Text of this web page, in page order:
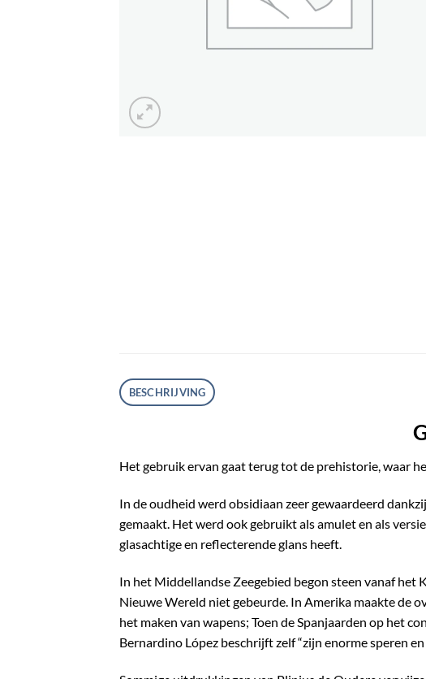
BESCHRIJVING
Het gebruik ervan gaat terug tot de prehistorie, waar
In de oudheid werd obsidiaan zeer gewaardeerd
gemaakt. Het werd ook gebruikt als amulet en als
glasachtige en reflecterende glans heeft.
In het Middellandse Zeegebied begon steen vanaf
Nieuwe Wereld niet gebeurde. In Amerika maakte de
het maken van wapens; Toen de Spanjaarden op het
Bernardino López beschrijft zelf “zijn enorme speren